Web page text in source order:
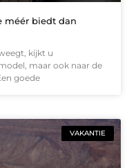
méér biedt dan
kijkt u
maar ook naar de
goede
VAKANTIE